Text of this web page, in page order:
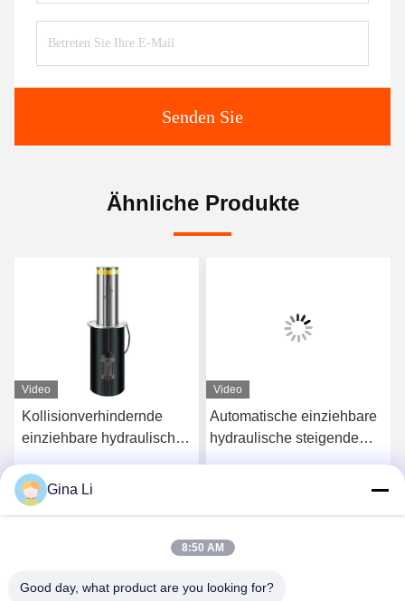
Senden Sie
Ähnliche Produkte
Video
Kollisionverhindernde
einziehbare hydraulische
des Grad-K12 für
Fahrstraßen
Video
Automatische einziehbare
hydraulische steigende
Gina Li
8:50 AM
Good day, what product are you looking for?